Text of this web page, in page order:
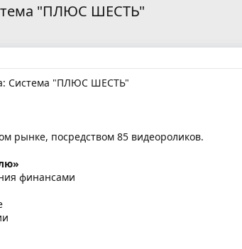
"ПЛЮС ШЕСТЬ"
Система "ПЛЮС ШЕСТЬ"
рынке, посредством 85 видеороликов.
финансами